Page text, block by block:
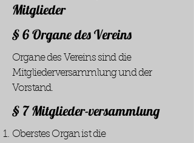
Mitglieder
§ 6 Organe des Vereins
Organe des Vereins sind die
Mitgliederversammlung und der
Vorstand.
§ 7 Mitglieder-versammlung
Oberstes Organ ist die